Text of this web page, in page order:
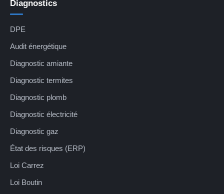
Diagnostics
DPE
Audit énergétique
Diagnostic amiante
Diagnostic termites
Diagnostic plomb
Diagnostic électricité
Diagnostic gaz
État des risques (ERP)
Loi Carrez
Loi Boutin